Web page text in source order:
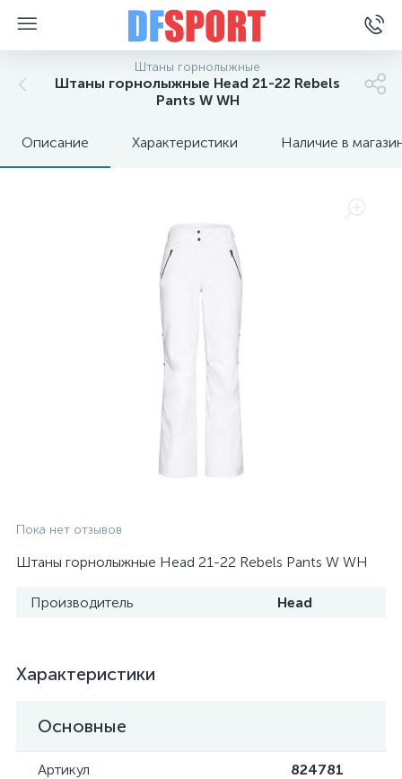
Штаны горнолыжные
Штаны горнолыжные Head 21-22 Rebels
Pants W WH
Описание Характеристики Наличие в
Пока нет отзывов
Штаны горнолыжные Head 21-22 Rebels Pants W WH
Производитель Head
Характеристики
Основные
Артикул 824781